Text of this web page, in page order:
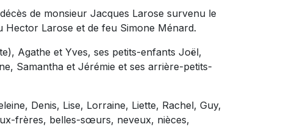
de monsieur Jacques Larose survenu le
Hector Larose et de feu Simone Ménard.
Agathe et Yves, ses petits-enfants Joël,
Samantha et Jérémie et ses arrière-petits-
Denis, Lise, Lorraine, Liette, Rachel, Guy,
frères, belles-sœurs, neveux, nièces,